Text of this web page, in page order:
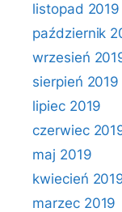
listopad 2019
październik
wrzesień
sierpień 2019
lipiec 2019
czerwiec
maj 2019
kwiecień
marzec 2019